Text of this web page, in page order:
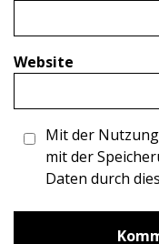
Website
Mit der
mit der
Daten durch